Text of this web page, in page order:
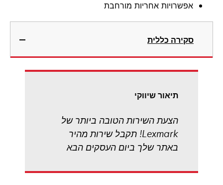
אפשרויות אחריות מורחבת
סקירה כללית
תיאור שיווקי
הצעת השירות הטובה ביותר של
Lexmark! תקבל שירות מהיר
באתר שלך ביום העסקים הבא